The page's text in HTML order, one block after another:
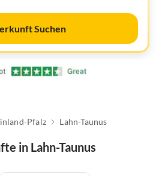
Suchen
Pfalz Lahn-Taunus
in Lahn-Taunus